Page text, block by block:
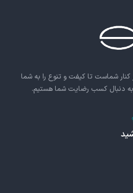
شماست تا کیفت و تنوع را به شما
به دنبال کسب رضایت شما هستیم.